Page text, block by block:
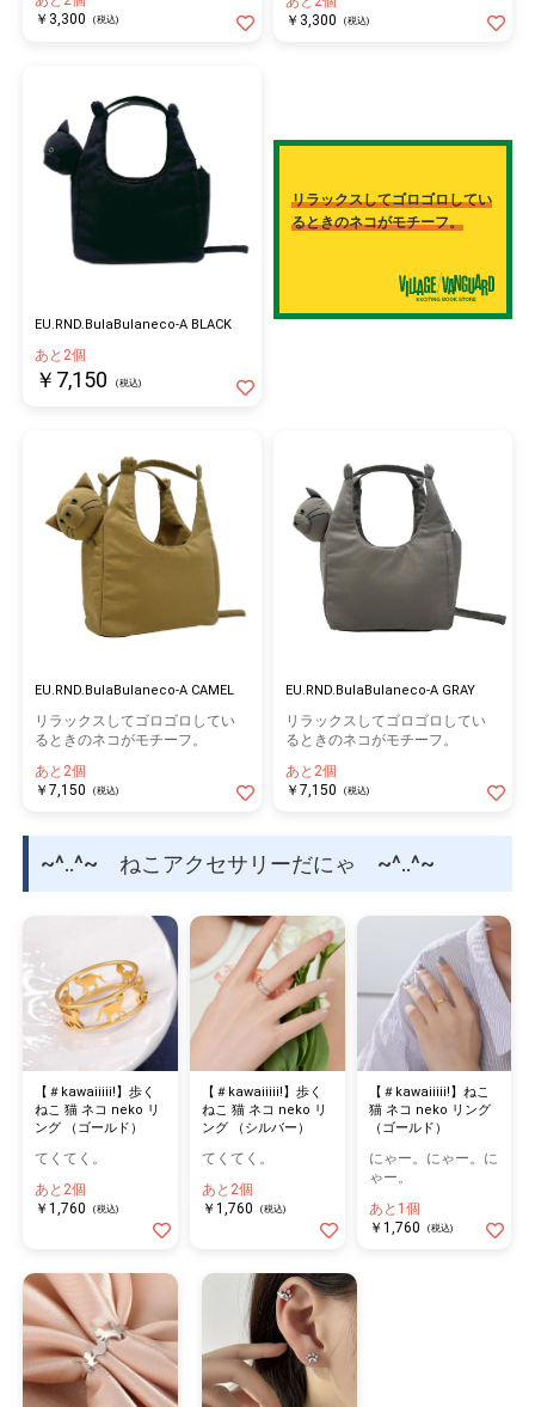
￥3,300
(税込)
￥3,300
(税込)
EU.RND.BulaBulaneco-A BLACK
あと2個
￥7,150 (税込)
リラックスしてゴロゴロしてい
るときのネコがモチーフ。
EU.RND.BulaBulaneco-A CAMEL
リラックスしてゴロゴロしてい
るときのネコがモチーフ。
あと2個
￥7,150
(税込)
EU.RND.BulaBulaneco-A GRAY
リラックスしてゴロゴロしてい
るときのネコがモチーフ。
あと2個
￥7,150
(税込)
~^..^~ ねこアクセサリーだにゃ ~^..^~
【＃kawaiiiii!】歩く
ねこ 猫 ネコ neko リ
ング （ゴールド）
てくてく。
あと2個
￥1,760
(税込)
【＃kawaiiiii!】歩く
ねこ 猫 ネコ neko リ
ング （シルバー）
てくてく。
あと2個
￥1,760
(税込)
【＃kawaiiiii!】ねこ
猫 ネコ neko リング
（ゴールド）
にゃー。にゃー。に
ゃー。
あと1個
￥1,760
(税込)